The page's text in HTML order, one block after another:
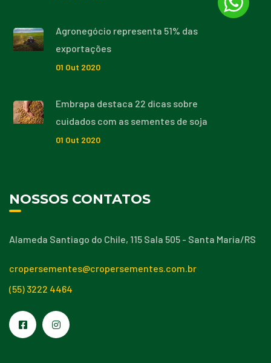
Agronegócio representa 51% das
exportações
01 Out 2020
Embrapa destaca 22 dicas sobre
cuidados com as sementes de soja
01 Out 2020
NOSSOS CONTATOS
Alameda Santiago do Chile, 115 Sala 505 - Santa Maria/RS
cropersementes@cropersementes.com.br
(55) 3222 4464